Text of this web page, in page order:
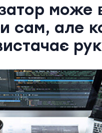
може
сам, але
рук